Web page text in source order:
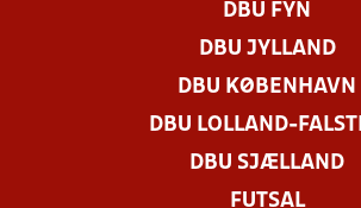
DBU FYN
DBU JYLLAND
DBU KØBENHAVN
DBU LOLLAND-
DBU SJÆLLAND
FUTSAL